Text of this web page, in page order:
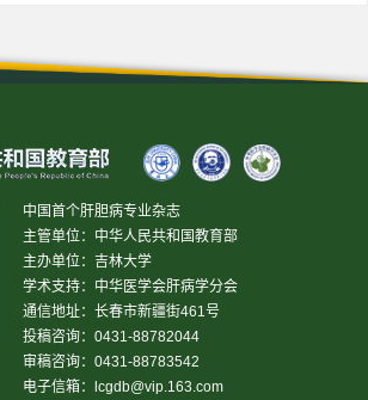
中国首个肝胆病专业杂志
主管单位：中华人民共和国教育部
主办单位：吉林大学
学术支持：中华医学会肝病学分会
通信地址：长春市新疆街461号
投稿咨询：0431-88782044
审稿咨询：0431-88783542
电子信箱：
lcgdb@vip.163.com